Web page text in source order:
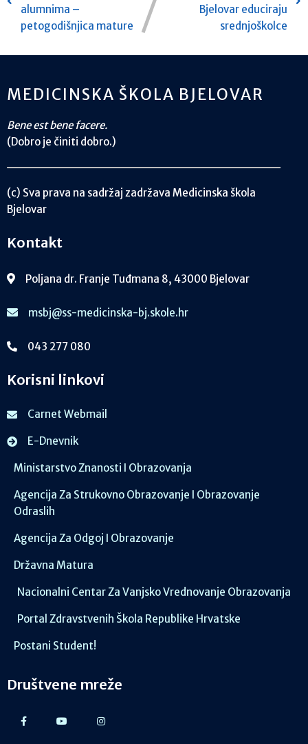
alumnima –
petogodišnjica mature
Bjelovar educiraju
srednjoškolce
MEDICINSKA ŠKOLA BJELOVAR
Bene est bene facere.
(Dobro je činiti dobro.)
(c) Sva prava na sadržaj zadržava Medicinska škola
Bjelovar
Kontakt
Poljana dr. Franje Tuđmana 8, 43000 Bjelovar
msbj@ss-medicinska-bj.skole.hr
043 277 080
Korisni linkovi
Carnet Webmail
E-Dnevnik
Ministarstvo Znanosti I Obrazovanja
Agencija Za Strukovno Obrazovanje I Obrazovanje
Odraslih
Agencija Za Odgoj I Obrazovanje
Državna Matura
Nacionalni Centar Za Vanjsko Vrednovanje Obrazovanja
Portal Zdravstvenih Škola Republike Hrvatske
Postani Student!
Društvene mreže